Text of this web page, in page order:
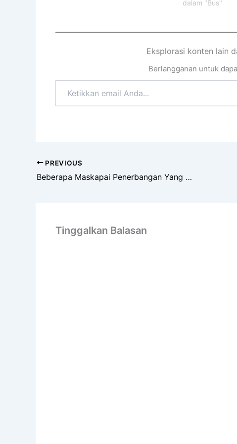
dalam "Bus"
Eksplorasi konten lain
Berlangganan untuk
email
Anda...
PREVIOUS
Beberapa Maskapai Penerbangan Yang Tumbang Akibat Pandemi Covid 19
Tinggalkan Balasan